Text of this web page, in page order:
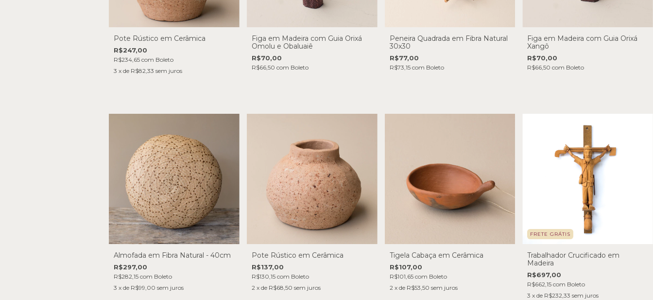
Pote Rústico em Cerâmica
R$247,00
R$234,65 com Boleto
3 x de R$82,33 sem juros
Figa em Madeira com Guia Orixá
Omolu e Obaluaiê
R$70,00
R$66,50 com Boleto
Peneira Quadrada em Fibra Natural
30x30
R$77,00
R$73,15 com Boleto
Figa em Madeira com Guia Orixá
Xangô
R$70,00
R$66,50com Boleto
Almofada em Fibra Natural - 40cm
R$297,00
R$282,15 com Boleto
3 x de R$99,00 sem juros
Pote Rústico em Cerâmica
R$137,00
R$130,15 com Boleto
2 x de R$68,50 sem juros
Tigela Cabaça em Cerâmica
R$107,00
R$101,65 com Boleto
2 x de R$53,50 sem juros
FRETE GRÁTIS
Trabalhador Crucificado em
Madeira
R$697,00
R$662,15com Boleto
3 x de R$232,33 sem juros